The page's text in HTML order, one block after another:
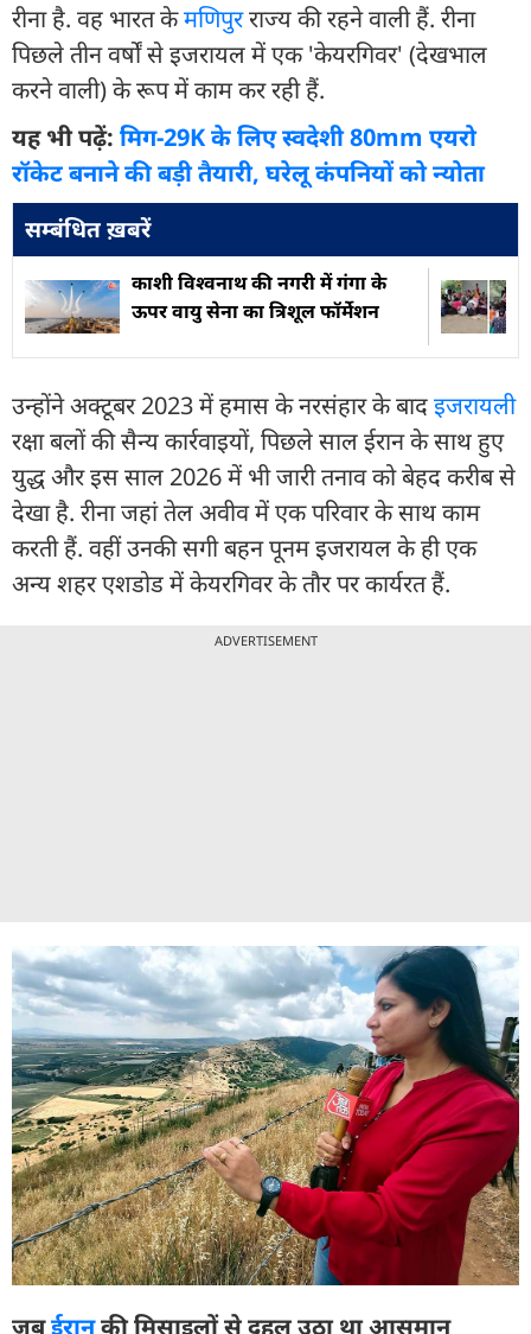
रीना है. वह भारत केमणिपुरराज्य की रहने वाली हैं. रीना
पिछले तीन वर्षों से इजरायल में एक 'केयरगिवर' (देखभाल
करने वाली) के रूप में काम कर रही हैं.
यह भी पढ़ें: मिग-29K के लिए स्वदेशी 80mm एयरो
रॉकेट बनाने की बड़ी तैयारी, घरेलू कंपनियों को न्योता
सम्बंधित ख़बरें
काशी विश्वनाथ की नगरी में गंगा के
ऊपर वायु सेना का त्रिशूल फॉर्मेशन
उन्होंने अक्टूबर 2023 में हमास के नरसंहार के बादइजरायल
रक्षा बलों की सैन्य कार्रवाइयों, पिछले साल ईरान के साथ हुए
युद्ध और इस साल 2026 में भी जारी तनाव को बेहद करीब से
देखा है. रीना जहां तेल अवीव में एक परिवार के साथ काम
करती हैं. वहीं उनकी सगी बहन पूनम इजरायल के ही एक
अन्य शहर एशडोड में केयरगिवर के तौर पर कार्यरत हैं.
ADVERTISEMENT
जबईरानकी मिसाइलों से दहल उठा था आसमान